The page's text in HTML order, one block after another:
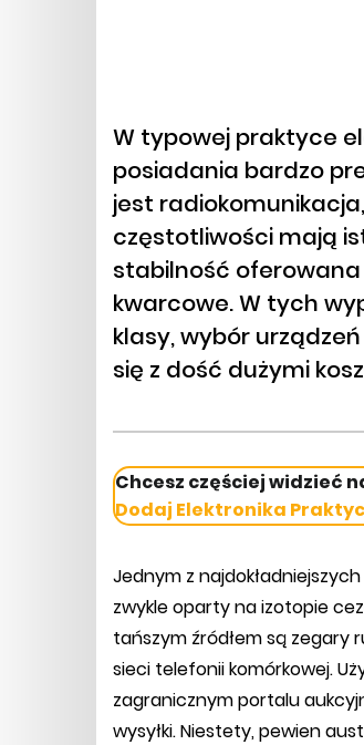
W typowej praktyce
posiadania bardzo
jest
częstotliwości mają
stabilność
kwarcowe. W tych
klasy, wybór
się z dość dużymi
Chcesz częściej widzieć
Dodaj Elektronika
Jednym z
zwykle oparty na izotopie
tańszym źródłem są zegary
sieci telefonii komórkowej.
zagranicznym portalu
wysyłki. Niestety, pewien